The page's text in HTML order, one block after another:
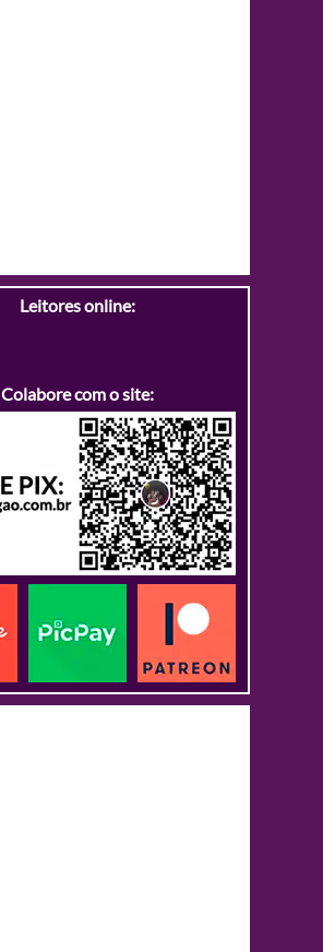
Leitores online:
Colabore com o site: